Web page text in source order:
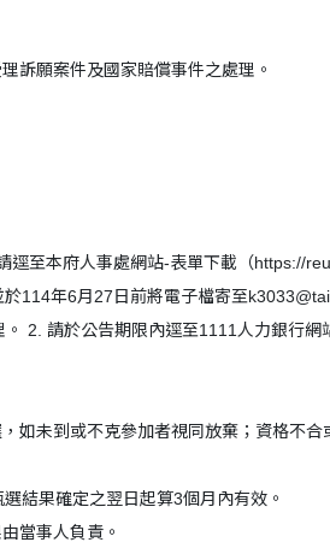
訴願案件及國家賠償事件之處理。
至本府人事處網站-表單下載（https://
114年6月27日前將電子檔寄至
2. 請於公告期限內逕至1111人力銀行網
如未到或不克參加者視同放棄；資格不
結果確定之翌日起算3個月內有效。
當事人負責。